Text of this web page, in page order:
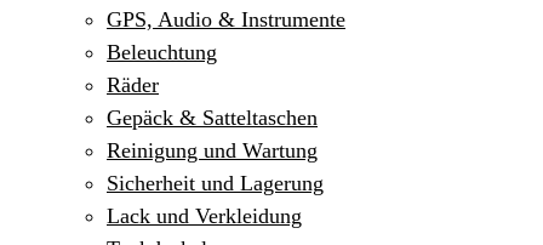
GPS, Audio & Instrumente
Beleuchtung
Räder
Gepäck & Satteltaschen
Reinigung und Wartung
Sicherheit und Lagerung
Lack und Verkleidung